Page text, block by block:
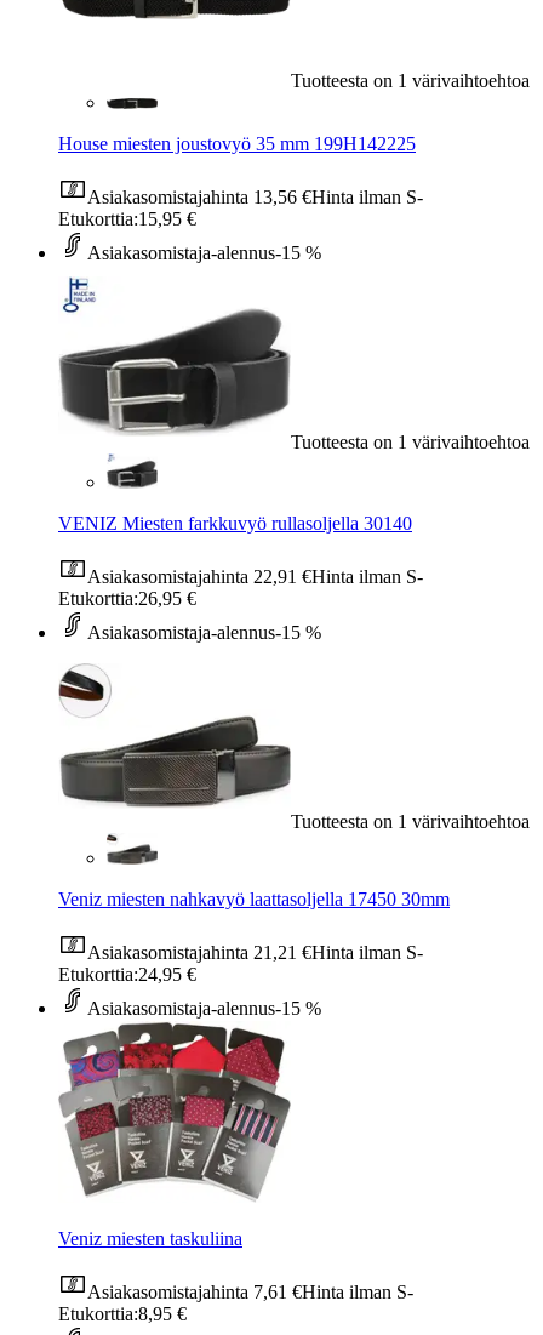
Tuotteesta on 1 värivaihtoehtoa
House miesten joustovyö 35 mm 199H142225
Asiakasomistajahinta 13,56 €Hinta ilman S-
Etukorttia:15,95 €
Asiakasomistaja-alennus-15 %
Tuotteesta on 1 värivaihtoehtoa
VENIZ Miesten farkkuvyö rullasoljella 30140
Asiakasomistajahinta 22,91 €Hinta ilman S-
Etukorttia:26,95 €
Asiakasomistaja-alennus-15 %
Tuotteesta on 1 värivaihtoehtoa
Veniz miesten nahkavyö laattasoljella 17450 30mm
Asiakasomistajahinta 21,21 €Hinta ilman S-
Etukorttia:24,95 €
Asiakasomistaja-alennus-15 %
Veniz miesten taskuliina
Asiakasomistajahinta 7,61 €Hinta ilman S-
Etukorttia:8,95 €